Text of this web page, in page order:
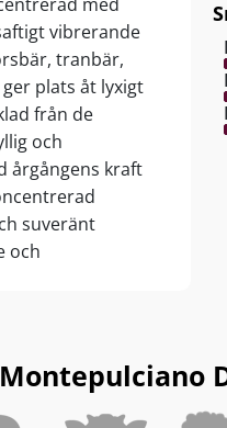
vibrerande
tranbär,
plats åt lyxigt
från de
och
årgångens kraft
suveränt
och